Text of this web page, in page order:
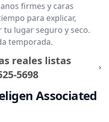
firmes y caras
para explicar,
lugar seguro y seco.
temporada.
reales listas
5698
Associated